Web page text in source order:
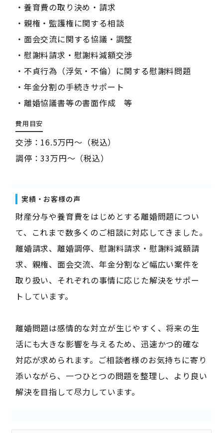
・養育費の取り決め・請求
・親権・監護権に関する相談
・面会交流に関する協議・調整
・慰謝料請求・慰謝料減額交渉
・不貞行為（浮気・不倫）に関する慰謝料問題
・年金分割の手続きサポート
・離婚協議書等の書面作成 等
費用目安
交渉：16.5万円～（税込）
調停：33万円～（税込）
実績・お客様の声
財産分与や養育費をはじめとする離婚問題につい
て、これまで数多くのご相談に対応してきました。
離婚請求、離婚調停、慰謝料請求・慰謝料減額請
求、親権、面会交流、年金分割など幅広い案件を
取り扱い、それぞれの事情に応じた解決をサポー
トしています。
離婚問題は感情的な対立が生じやすく、将来の生
活にも大きな影響を与えるため、迅速かつ的確な
対応が求められます。ご相談者様のお気持ちに寄り
添いながら、一つひとつの問題を整理し、より良い
解決を目指して尽力しています。